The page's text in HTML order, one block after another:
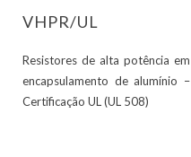
VHPR/UL
Resistores de alta potência em
encapsulamento de alumínio –
Certificação UL (UL 508)